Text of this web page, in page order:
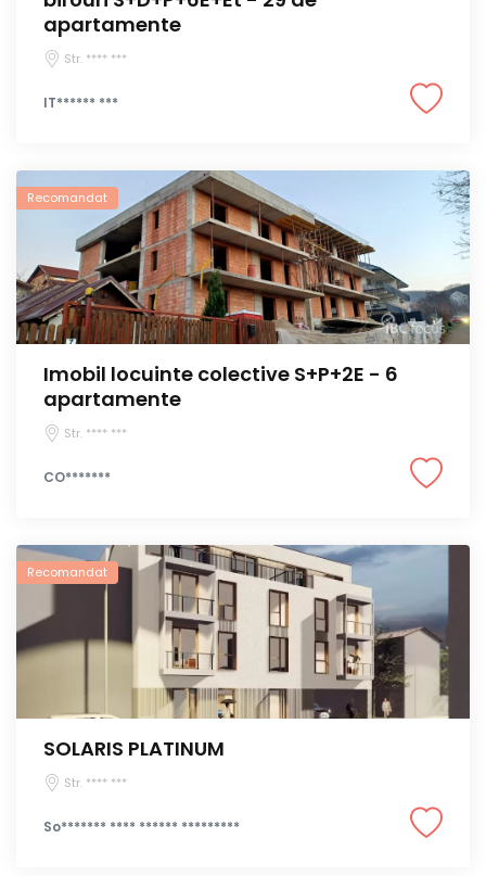
apartamente
Str. **** ***
IT****** ***
Recomandat
Imobil locuinte colective S+P+2E - 6
apartamente
Str. **** ***
CO*******
Recomandat
SOLARIS PLATINUM
Str. **** ***
So******* **** ****** *********